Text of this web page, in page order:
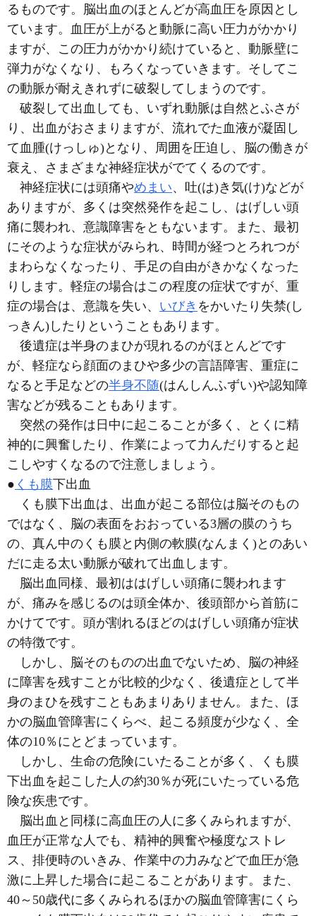
るものです。脳出血のほとんどが高血圧を原因とし
ています。血圧が上がると動脈に高い圧力がかかり
ますが、この圧力がかかり続けていると、動脈壁に
弾力がなくなり、もろくなっていきます。そしてこ
の動脈が耐えきれずに破裂してしまうのです。
破裂して出血しても、いずれ動脈は自然とふさが
り、出血がおさまりますが、流れでた血液が凝固し
て血腫(けっしゅ)となり、周囲を圧迫し、脳の働きが
衰え、さまざまな神経症状がでてくるのです。
神経症状には頭痛やめまい、吐(は)き気(け)などが
ありますが、多くは突然発作を起こし、はげしい頭
痛に襲われ、意識障害をともないます。また、最初
にそのような症状がみられ、時間が経つとろれつが
まわらなくなったり、手足の自由がきかなくなった
りします。軽症の場合はこの程度の症状ですが、重
症の場合は、意識を失い、 いびき をかいたり失禁(し
っきん) したりということもあります。
後遺症は半身のまひが現れるのがほとんどです
が、軽症なら顔面のまひや多少の言語障害、重症に
なると手足などの半身不随(はんしんふずい)や認知障
害などが残ることもあります。
突然の発作は日中に起こることが多く、とくに精
神的に興奮したり、作業によって力んだりすると起
こしやすくなるので注意しましょう。
● くも膜下出血
くも膜下出血は、出血が起こる部位は脳そのもの
ではなく、脳の表面をおおっている3層の膜のうち
の、真ん中のくも膜と内側の軟膜(なんまく)とのあい
だに走る太い動脈が破れて出血します。
脳出血同様、最初ははげしい頭痛に襲われます
が、痛みを感じるのは頭全体か、後頭部から首筋に
かけてです。頭が割れるほどのはげしい頭痛が症状
の特徴です。
しかし、脳そのものの出血でないため、脳の神経
に障害を残すことが比較的少なく、後遺症として半
身のまひを残すこともあまりありません。また、ほ
かの脳血管障害にくらべ、起こる頻度が少なく、全
体の10％にとどまっています。
しかし、生命の危険にいたることが多く、くも膜
下出血を起こした人の約30％が死にいたっている危
険な疾患です。
脳出血と同様に高血圧の人に多くみられますが、
血圧が正常な人でも、精神的興奮や極度なストレ
ス、排便時のいきみ、作業中の力みなどで血圧が急
激に上昇した場合に起こることがあります。また、
40～50歳代に多くみられるほかの脳血管障害にくら